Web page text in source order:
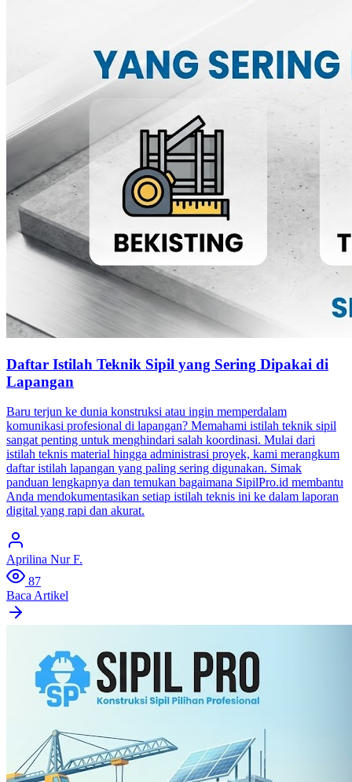
Daftar Istilah Teknik Sipil yang Sering Dipakai di
Lapangan
Baru terjun ke dunia konstruksi atau ingin memperdalam
komunikasi profesional di lapangan? Memahami istilah teknik sipil
sangat penting untuk menghindari salah koordinasi. Mulai dari
istilah teknis material hingga administrasi proyek, kami merangkum
daftar istilah lapangan yang paling sering digunakan. Simak
panduan lengkapnya dan temukan bagaimana SipilPro.id membantu
Anda mendokumentasikan setiap istilah teknis ini ke dalam laporan
digital yang rapi dan akurat.
Aprilina Nur F.
87
Baca Artikel